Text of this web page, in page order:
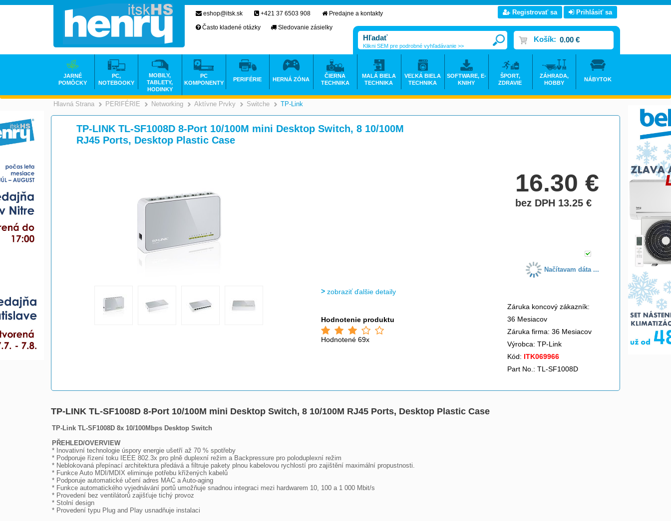
Hlavná Strana >
PERIFÉRIE >
Networking >
Aktívne Prvky >
Switche >
TP-Link
TP-LINK TL-SF1008D 8-Port 10/100M mini Desktop Switch, 8 10/100M
RJ45 Ports, Desktop Plastic Case
16.30€
bez DPH 13.25€
Načítavam dáta ...
zobraziť ďalšie detaily
Hodnotenie produktu
Hodnotené 69x
Záruka koncový zákazník:
36 Mesiacov
Záruka firma: 36 Mesiacov
Výrobca: TP-Link
Kód: ITK069966
Part No.: TL-SF1008D
TP-LINK TL-SF1008D 8-Port 10/100M mini Desktop Switch, 8 10/100M RJ45 Ports, Desktop Plastic Case
TP-Link TL-SF1008D 8x 10/100Mbps Desktop Switch
PŘEHLED/OVERVIEW
* Inovativní technologie úspory energie ušetří až 70 % spotřeby
* Podporuje řízení toku IEEE 802.3x pro plně duplexní režim a Backpressure pro poloduplexní režim
* Neblokovaná přepínací architektura předává a filtruje pakety plnou kabelovou rychlostí pro zajištění maximální propustnosti.
* Funkce Auto MDI/MDIX eliminuje potřebu křížených kabelů
* Podporuje automatické učení adres MAC a Auto-aging
* Funkce automatického vyjednávání portů umožňuje snadnou integraci mezi hardwarem 10, 100 a 1 000 Mbit/s
* Provedení bez ventilátorů zajišťuje tichý provoz
* Stolní design
* Provedení typu Plug and Play usnadňuje instalaci
eshop@itsk.sk +421 37 6503 908
Predajne a kontakty
Často kladené otázky
Sledovanie zásielky
Registrovať sa Prihlásiť sa
Košík: 0.00 €
Klikni SEM pre podrobné vyhľadávanie >>
JARNÉ
POMÔCKY
PC,
NOTEBOOKY
MOBILY,
TABLETY,
HODINKY
PC
KOMPONENTY
PERIFÉRIE HERNÁ ZÓNA
ČIERNA
TECHNIKA
MALÁ BIELA
TECHNIKA
VEĽKÁ BIELA
TECHNIKA
SOFTWARE, E-
KNIHY
ŠPORT,
ZDRAVIE
ZÁHRADA,
HOBBY
NÁBYTOK